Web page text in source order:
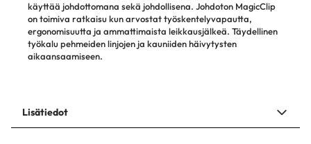
käyttää johdottomana sekä johdollisena. Johdoton MagicClip
on toimiva ratkaisu kun arvostat työskentelyvapautta,
ergonomisuutta ja ammattimaista leikkausjälkeä. Täydellinen
työkalu pehmeiden linjojen ja kauniiden häivytysten
aikaansaamiseen.
Lisätiedot